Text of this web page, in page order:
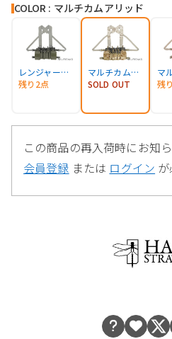
COLOR : マルチカムアリッド
レンジャーグリーン
残り2点
マルチカムアリッド
SOLD OUT
マ
残
この商品の再入荷時にお知
会員登録 または ログイン が